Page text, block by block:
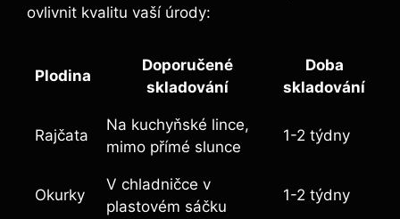
ovlivnit kvalitu vaší úrody:
Plodina
Doporučené
skladování
Doba
skladování
Rajčata
Na kuchyňské lince,
mimo přímé slunce
1-2 týdny
Okurky
V chladničce v
plastovém sáčku
1-2 týdny